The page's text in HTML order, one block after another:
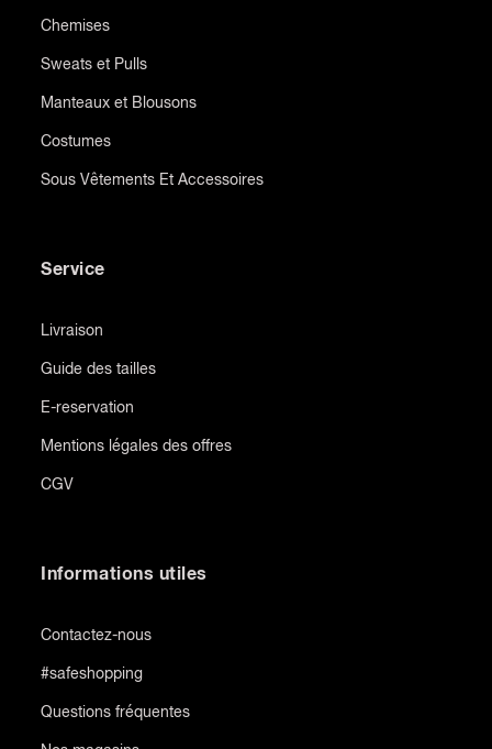
Chemises
Sweats et Pulls
Manteaux et Blousons
Costumes
Sous Vêtements Et Accessoires
Service
Livraison
Guide des tailles
E-reservation
Mentions légales des offres
CGV
Informations utiles
Contactez-nous
#safeshopping
Questions fréquentes